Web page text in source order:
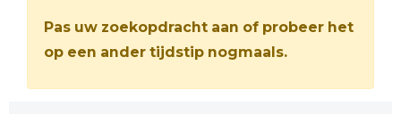
Pas uw zoekopdracht aan of probeer het
op een ander tijdstip nogmaals.